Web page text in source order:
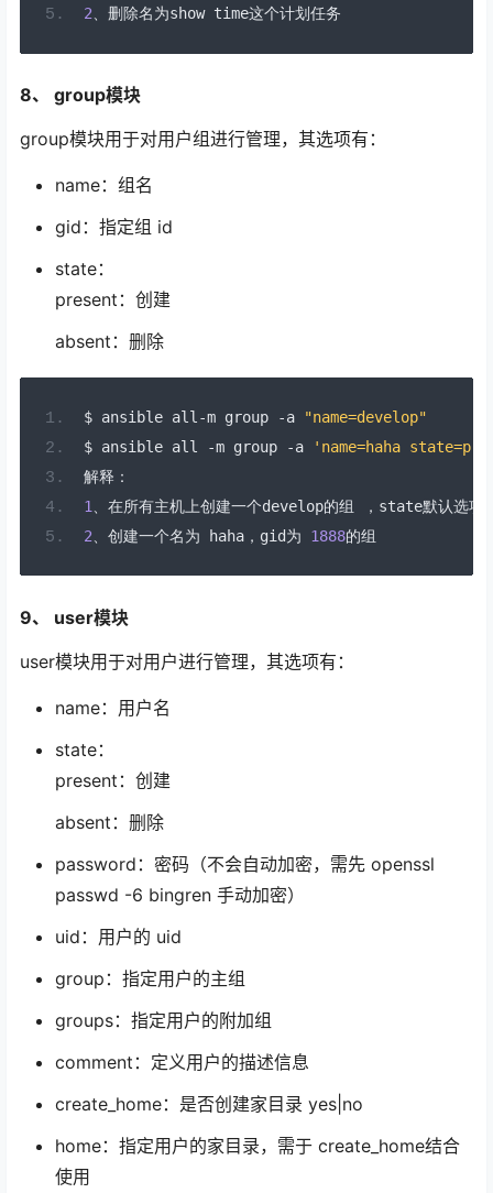
2 、删除名为show time这个计划任务
8、 group模块
group模块用于对用户组进行管理，其选项有：
name：组名
gid：指定组 id
state：
present：创建
absent：删除
$ ansible all -m group -a
"name=develop"
$ ansible all
-m group -a
'name=haha
解释：
1 、在所有主机上创建一个develop的组 ， state默认选项
2 、创建一个名为 haha， gid为 1888的组
9、 user模块
user模块用于对用户进行管理，其选项有：
name：用户名
state：
present：创建
absent：删除
password：密码（不会自动加密，需先 openssl
passwd -6 bingren 手动加密）
uid：用户的 uid
group：指定用户的主组
groups：指定用户的附加组
comment：定义用户的描述信息
create_home：是否创建家目录 yes|no
home：指定用户的家目录，需于 create_home结合
使用